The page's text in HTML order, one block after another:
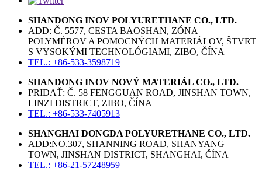
SHANDONG INOV POLYURETHANE CO., LTD.
ADD: Č. 5577, CESTA BAOSHAN, ZÓNA
POLYMÉROV A POMOCNÝCH MATERIÁLOV, ŠTVRT
S VYSOKÝMI TECHNOLÓGIAMI, ZIBO, ČÍNA
TEL.: +86-533-3598719
SHANDONG INOV NOVÝ MATERIÁL CO., LTD.
PRIDAŤ: Č. 58 FENGGUAN ROAD, JINSHAN TOWN,
LINZI DISTRICT, ZIBO, ČÍNA
TEL.: +86-533-7405913
SHANGHAI DONGDA POLYURETHANE CO., LTD.
ADD:NO.307, SHANNING ROAD, SHANYANG
TOWN, JINSHAN DISTRICT, SHANGHAI, ČÍNA
TEL.: +86-21-57248959